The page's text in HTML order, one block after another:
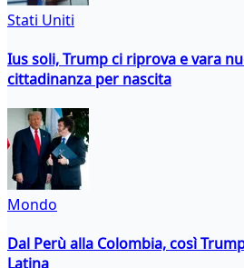
Stati Uniti
Ius soli, Trump ci riprova e vara
cittadinanza per nascita
Mondo
Dal Perù alla Colombia, così
Latina